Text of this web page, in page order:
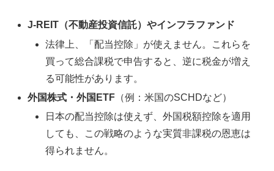
J-REIT（不動産投資信託）やインフラファンド
法律上、「配当控除」が使えません。これらを
買って総合課税で申告すると、逆に税金が増え
る可能性があります。
外国株式・外国ETF （例：米国のSCHDなど）
日本の配当控除は使えず、外国税額控除を適用
しても、この戦略のような実質非課税の恩恵は
得られません。